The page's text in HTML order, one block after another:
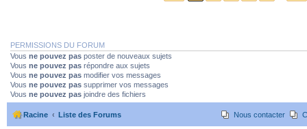
PERMISSIONS DU FORUM
Vous ne pouvez pas poster de nouveaux sujets
Vous ne pouvez pas répondre aux sujets
Vous ne pouvez pas modifier vos messages
Vous ne pouvez pas supprimer vos messages
Vous ne pouvez pas joindre des fichiers
Racine Liste des Forums Nous contacter